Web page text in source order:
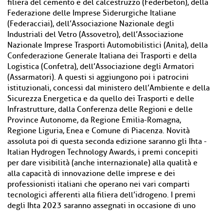
filiera del cemento e del calcestruzzo (Federbeton), della
Federazione delle Imprese Siderurgiche Italiane
(Federacciai), dell’Associazione Nazionale degli
Industriali del Vetro (Assovetro), dell’Associazione
Nazionale Imprese Trasporti Automobilistici (Anita), della
Confederazione Generale Italiana dei Trasporti e della
Logistica (Confetra), dell’Associazione degli Armatori
(Assarmatori). A questi si aggiungono poi i patrocini
istituzionali, concessi dal ministero dell’Ambiente e della
Sicurezza Energetica e da quello dei Trasporti e delle
Infrastrutture, dalla Conferenza delle Regioni e delle
Province Autonome, da Regione Emilia-Romagna,
Regione Liguria, Enea e Comune di Piacenza. Novità
assoluta poi di questa seconda edizione saranno gli Ihta -
Italian Hydrogen Technology Awards, i premi concepiti
per dare visibilità (anche internazionale) alla qualità e
alla capacità di innovazione delle imprese e dei
professionisti italiani che operano nei vari comparti
tecnologici afferenti alla filiera dell’idrogeno. I premi
degli Ihta 2023 saranno assegnati in occasione di uno